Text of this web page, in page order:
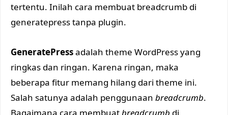
tertentu. Inilah cara membuat breadcrumb di
generatepress tanpa plugin.
GeneratePressadalah theme WordPress yang
ringkas dan ringan. Karena ringan, maka
beberapa fitur memang hilang dari theme ini.
Salah satunya adalah penggunaan breadcrumb.